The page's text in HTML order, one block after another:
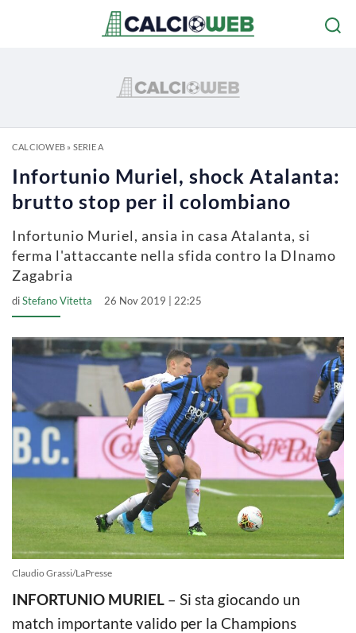
CALCIOWEB» SERIE A
Infortunio Muriel, shock Atalanta:
brutto stop per il colombiano
Infortunio Muriel, ansia in casa Atalanta, si
ferma l'attaccante nella sfida contro la DInamo
Zagabria
diStefano Vitetta 26 Nov 2019 | 22:25
Claudio Grassi/LaPresse
INFORTUNIO MURIEL – Si sta giocando un
match importante valido per la Champions